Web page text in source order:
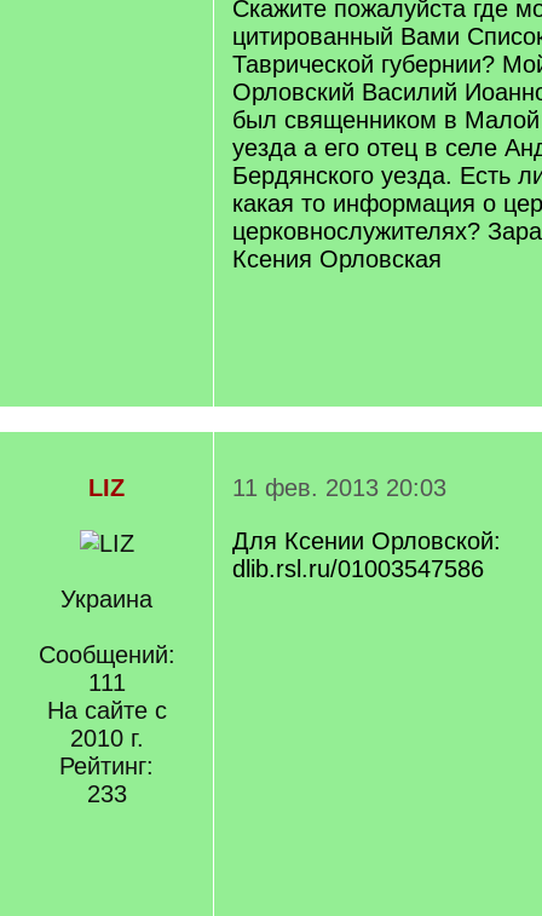
Скажите пожалуйста где
цитированный Вами
Таврической губернии?
Орловский Василий
был священником в Малой
уезда а его отец в селе
Бердянского уезда. Есть
какая то информация о
церковнослужителях?
Ксения Орловская
LIZ
Украина
Сообщений:
111
На сайте с
2010 г.
Рейтинг:
233
11 фев. 2013 20:03
Для Ксении Орловской:
dlib.rsl.ru/01003547586